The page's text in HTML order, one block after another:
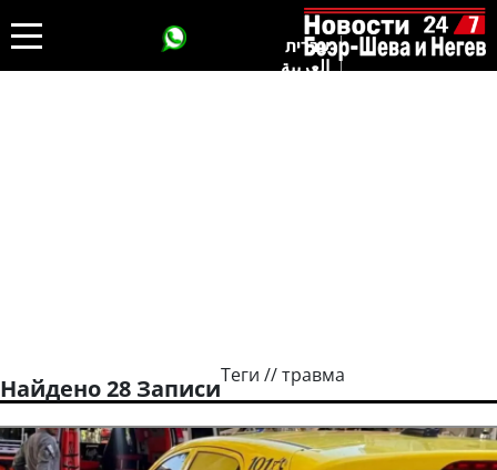
עברית
العربية
Теги // травма
Найдено 28 Записи